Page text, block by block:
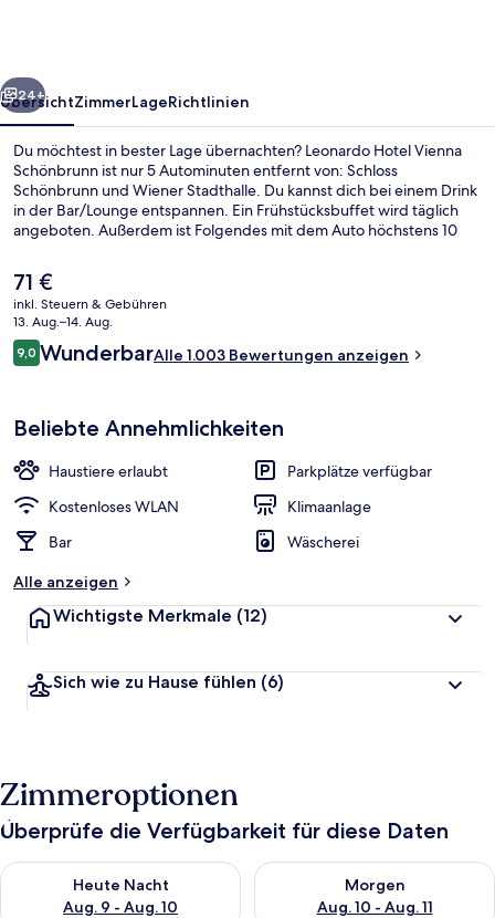
Weiter
24+
ÜbersichtZimmerLageRichtlinien
Du möchtest in bester Lage übernachten? Leonardo Hotel Vienna
Schönbrunn ist nur 5 Autominuten entfernt von: Schloss
Schönbrunn und Wiener Stadthalle. Du kannst dich bei einem Drink
in der Bar/Lounge entspannen. Ein Frühstücksbuffet wird täglich
angeboten. Außerdem ist Folgendes mit dem Auto höchstens 10
Andere Reisende schätzen die zentrale Lage für die Möglichkeiten
zum Sightseeing und die Nähe zu öffentlichen Verkehrsmitteln: Die
U-Bahn-Station Längenfeldgasse ist 2 Gehminuten und die U-
Bahn-Station Meidling Hauptstraße ist 5 Gehminuten entfernt.
Der
aktuelle
Preis
beträgt
71 €.
71 €
inkl. Steuern & Gebühren
13. Aug.–14. Aug.
Bewertungen
9,09,0 von 10.
WunderbarAlle 1.003 Bewertungen anzeigen
Beliebte Annehmlichkeiten
Haustiere erlaubt
Parkplätze verfügbar
Kostenloses WLAN
Klimaanlage
Bar
Wäscherei
Alle anzeigen
Wichtigste Merkmale (12)
Sich wie zu Hause fühlen (6)
Zimmeroptionen
Überprüfe die Verfügbarkeit für diese Daten
Heute Nacht
Aug. 9 - Aug. 10
Überprüfe die Verfügbarkeit für heute Nacht, Aug. 9 - Aug.
Morgen
Aug. 10 - Aug. 11
Überprüfe die Verfügbarkeit